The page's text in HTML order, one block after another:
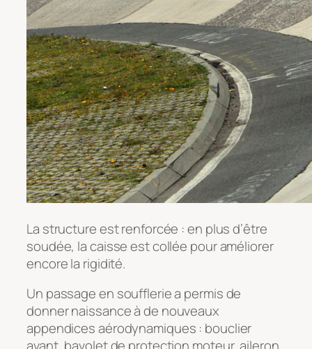
La structure est renforcée : en plus d’être
soudée, la caisse est collée pour améliorer
encore la rigidité.
Un passage en soufflerie a permis de
donner naissance à de nouveaux
appendices aérodynamiques : bouclier